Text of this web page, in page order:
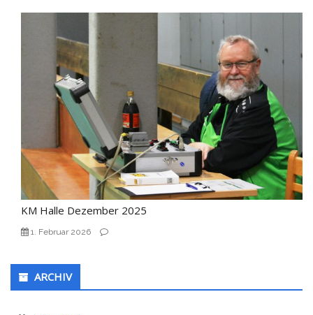
KM Halle Dezember 2025
1. Februar 2026
ARCHIV